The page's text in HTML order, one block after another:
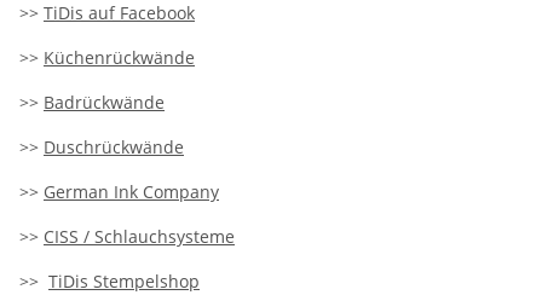
>> TiDis auf Facebook
>> Küchenrückwände
>> Badrückwände
>> Duschrückwände
>> German Ink Company
>> CISS / Schlauchsysteme
>> TiDis Stempelshop